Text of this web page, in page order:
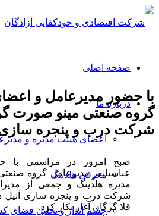
صفحه اصلی
درباره ما
اعضای هیئت مدیره و
معرفی هلدینگ
چشم انداز و تحلیل فضای
با حضور مدیرعامل و
گروه صنعتی مینو صورت
شرکت درب و پنجره سازی
صبح امروز در مراسمی با
عباسیانفر مدیرعامل گروه
مدیره هلدینگ و جمعی از
شرکت درب و پنجره سازی
قلا گرگان آغاز بکار کرد.